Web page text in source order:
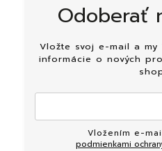
Odoberať
Vložte svoj e-mail a
informácie o nových
podmienkami